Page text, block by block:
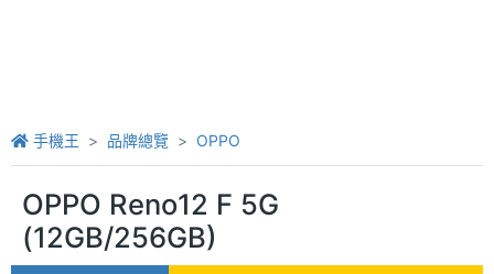
手機王 品牌總覽 OPPO
OPPO Reno12 F 5G
(12GB/256GB)